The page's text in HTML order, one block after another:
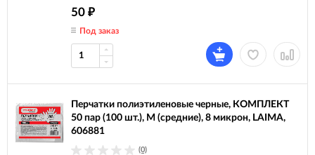
50 ₽
Под заказ
Перчатки полиэтиленовые черные, КОМПЛЕКТ
50 пар (100 шт.), M (средние), 8 микрон, LAIMA,
606881
(0)